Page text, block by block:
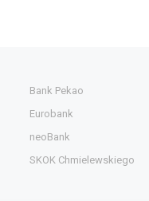
Bank Pekao
Eurobank
neoBank
SKOK Chmielewskiego